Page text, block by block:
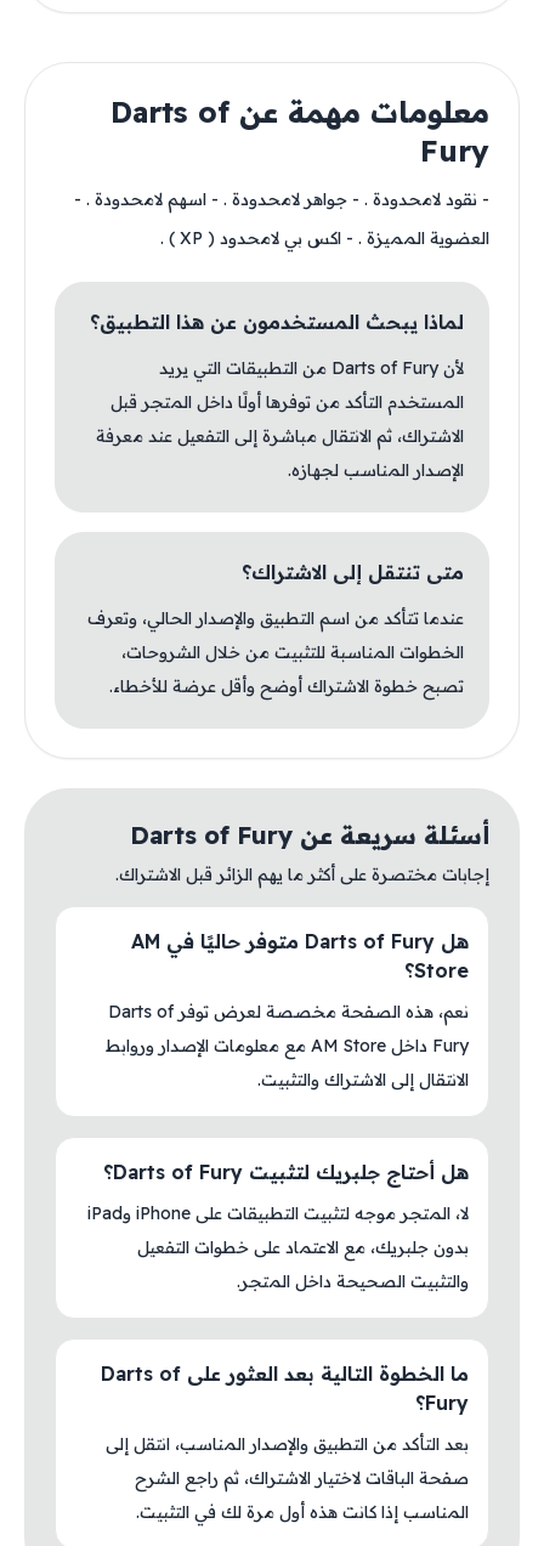
معلومات مهمة عن Darts of
Fury
- نقود لامحدودة . - جواهر لامحدودة . - اسهم لامحدودة . -
العضوية المميزة . - اكس بي لامحدود ( XP ) .
لماذا يبحث المستخدمون عن هذا التطبيق؟
لأن Darts of Fury من التطبيقات التي يريد
المستخدم التأكد من توفرها أولًا داخل المتجر قبل
الاشتراك، ثم الانتقال مباشرة إلى التفعيل عند معرفة
الإصدار المناسب لجهازه.
متى تنتقل إلى الاشتراك؟
عندما تتأكد من اسم التطبيق والإصدار الحالي، وتعرف
الخطوات المناسبة للتثبيت من خلال الشروحات،
تصبح خطوة الاشتراك أوضح وأقل عرضة للأخطاء.
أسئلة سريعة عن Darts of Fury
إجابات مختصرة على أكثر ما يهم الزائر قبل الاشتراك.
هل Darts of Fury متوفر حاليًا في AM
Store؟
نعم، هذه الصفحة مخصصة لعرض توفر Darts of
Fury داخل AM Store مع معلومات الإصدار وروابط
الانتقال إلى الاشتراك والتثبيت.
هل أحتاج جلبريك لتثبيت Darts of Fury؟
لا، المتجر موجه لتثبيت التطبيقات على iPhone وiPad
بدون جلبريك، مع الاعتماد على خطوات التفعيل
والتثبيت الصحيحة داخل المتجر.
ما الخطوة التالية بعد العثور على Darts of
Fury؟
بعد التأكد من التطبيق والإصدار المناسب، انتقل إلى
صفحة الباقات لاختيار الاشتراك، ثم راجع الشرح
المناسب إذا كانت هذه أول مرة لك في التثبيت.